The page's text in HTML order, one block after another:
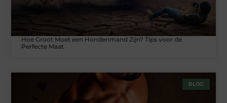
Hoe Groot Moet een Hondenmand Zijn? Tips voor de
Perfecte Maat
BLOG